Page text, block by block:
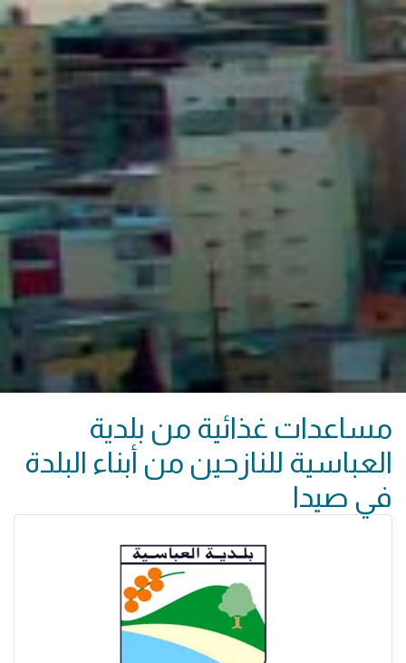
مساعدات غذائية من بلدية
العباسية للنازحين من أبناء البلدة
في صيدا